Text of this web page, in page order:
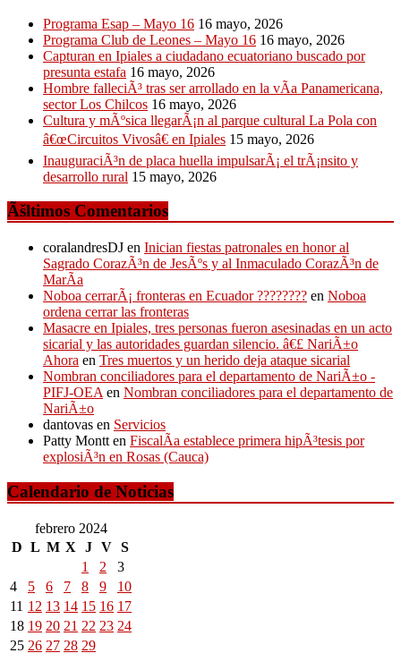
Programa Esap – Mayo 16 16 mayo, 2026
Programa Club de Leones – Mayo 16 16 mayo, 2026
Capturan en Ipiales a ciudadano ecuatoriano buscado por
presunta estafa 16 mayo, 2026
Hombre falleciÃ³ tras ser arrollado en la vÃ­a Panamericana,
sector Los Chilcos 16 mayo, 2026
Cultura y mÃºsica llegarÃ¡n al parque cultural La Pola con
â€œCircuitos Vivosâ€ en Ipiales 15 mayo, 2026
InauguraciÃ³n de placa huella impulsarÃ¡ el trÃ¡nsito y
desarrollo rural 15 mayo, 2026
Ãšltimos Comentarios
coralandresDJ en Inician fiestas patronales en honor al
Sagrado CorazÃ³n de JesÃºs y al Inmaculado CorazÃ³n de
MarÃ­a
Noboa cerrarÃ¡ fronteras en Ecuador ???????? en Noboa
ordena cerrar las fronteras
Masacre en Ipiales, tres personas fueron asesinadas en un acto
sicarial y las autoridades guardan silencio. â€£ NariÃ±o
Ahora en Tres muertos y un herido deja ataque sicarial
Nombran conciliadores para el departamento de NariÃ±o -
PIFJ-OEA en Nombran conciliadores para el departamento de
NariÃ±o
dantovas en Servicios
Patty Montt en FiscalÃ­a establece primera hipÃ³tesis por
explosiÃ³n en Rosas (Cauca)
Calendario de Noticias
febrero 2024
D L M X J V S
1
2
3
4
5 6 7 8 9
10
11 12 13 14 15 16 17
18 19 20 21 22 23 24
25 26 27 28 29